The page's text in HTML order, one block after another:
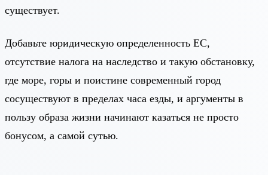
существует.
Добавьте юридическую определенность ЕС,
отсутствие налога на наследство и такую обстановку,
где море, горы и поистине современный город
сосуществуют в пределах часа езды, и аргументы в
пользу образа жизни начинают казаться не просто
бонусом, а самой сутью.